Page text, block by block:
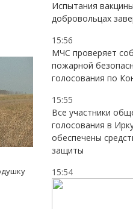
Испытания
добровольцах
15:56
МЧС проверяет
пожарной
голосования по
15:55
Все участники
голосования в
обеспечены
защиты
15:54